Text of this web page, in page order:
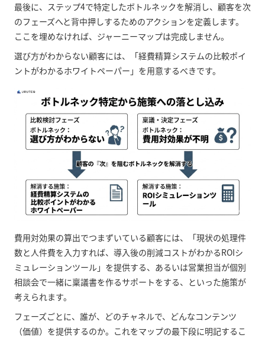
最後に、ステップ4で特定したボトルネックを解消し、顧客を次
のフェーズへと背中押しするためのアクションを定義します。
ここを埋めなければ、ジャーニーマップは完成しません。
選び方がわからない顧客には、「経費精算システムの比較ポイ
ントがわかるホワイトペーパー」を用意するべきです。
費用対効果の算出でつまずいている顧客には、「現状の処理件
数と人件費を入力すれば、導入後の削減コストがわかるROIシ
ミュレーションツール」を提供する、あるいは営業担当が個別
相談会で一緒に稟議書を作るサポートをする、といった施策が
考えられます。
フェーズごとに、誰が、どのチャネルで、どんなコンテンツ
（価値）を提供するのか。これをマップの最下段に明記するこ